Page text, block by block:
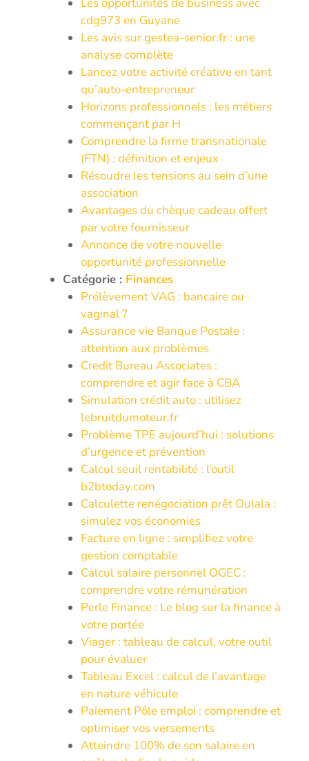
cdg973 en Guyane
Les avis sur gestea-senior.fr : une
analyse complète
Lancez votre activité créative en tant
qu’auto-entrepreneur
Horizons professionnels : les métiers
commençant par H
Comprendre la firme transnationale
(FTN) : définition et enjeux
Résoudre les tensions au sein d’une
association
Avantages du chèque cadeau offert
par votre fournisseur
Annonce de votre nouvelle
opportunité professionnelle
Catégorie : Finances
Prélèvement VAG : bancaire ou
vaginal ?
Assurance vie Banque Postale :
attention aux problèmes
Credit Bureau Associates :
comprendre et agir face à CBA
Simulation crédit auto : utilisez
lebruitdumoteur.fr
Problème TPE aujourd’hui : solutions
d’urgence et prévention
Calcul seuil rentabilité : l’outil
b2btoday.com
Calculette renégociation prêt Oulala :
simulez vos économies
Facture en ligne : simplifiez votre
gestion comptable
Calcul salaire personnel OGEC :
comprendre votre rémunération
Perle Finance : Le blog sur la finance à
votre portée
Viager : tableau de calcul, votre outil
pour évaluer
Tableau Excel : calcul de l’avantage
en nature véhicule
Paiement Pôle emploi : comprendre et
optimiser vos versements
Atteindre 100% de son salaire en